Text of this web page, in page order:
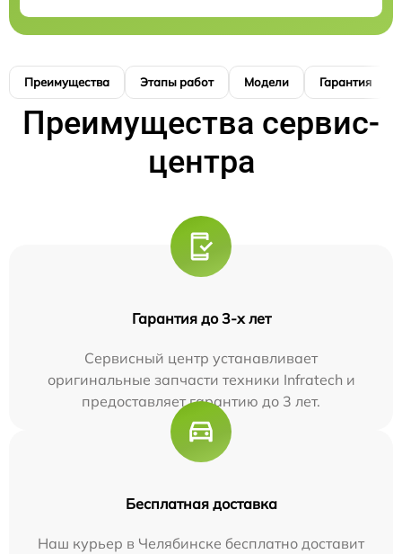
Преимущества Этапы работ Модели Гарантия
Преимущества сервис-
центра
Гарантия до 3-х лет
Сервисный центр устанавливает
оригинальные запчасти техники Infratech и
предоставляет гарантию до 3 лет.
Бесплатная доставка
Наш курьер в Челябинске бесплатно доставит